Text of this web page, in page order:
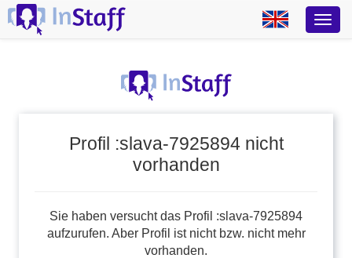
Profil :slava-7925894 nicht
vorhanden
Sie haben versucht das Profil :slava-7925894
aufzurufen. Aber Profil ist nicht bzw. nicht mehr
vorhanden.